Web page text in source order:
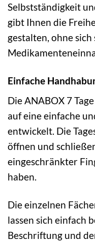
Selbstständigkeit
gibt Ihnen die
gestalten, ohne
Einfache
Die ANABOX 7
auf eine einfache
entwickelt. Die
öffnen und
eingeschränkter
haben.
Die einzelnen
lassen sich einfach
Beschriftung und